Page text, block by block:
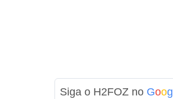
Siga o H2FOZ no Goog